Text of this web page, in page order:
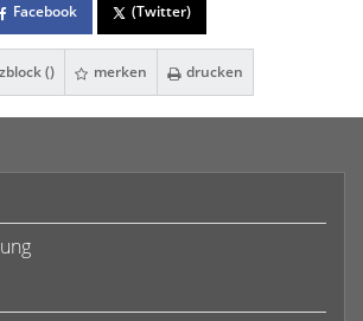
Facebook (Twitter)
() merken drucken